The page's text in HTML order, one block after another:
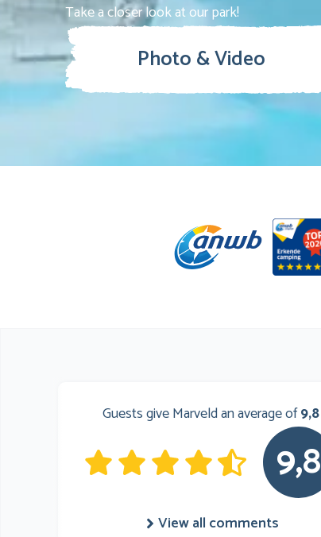
Take a closer look at our park!
Photo & Video
Guests give Marveld an average of9,8
9,8
View all comments